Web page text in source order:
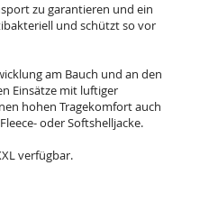
zu garantieren und ein
und schützt so vor
am Bauch und an den
Einsätze mit luftiger
hohen Tragekomfort auch
oder Softshelljacke.
verfügbar.